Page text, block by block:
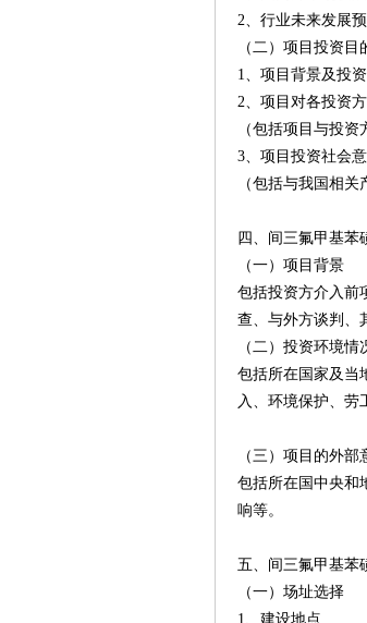
2、行业未来发展预
（二）项目投资目
1、项目背景及投
2、项目对各投资
（包括项目与投
3、项目投资社会
（包括与我国相
四、间三氟甲基苯
（一）项目背景
包括投资方介入前
查、与外方谈判、
（二）投资环境情
包括所在国家及当
入、环境保护、劳
（三）项目的外部
包括所在国中央和
响等。
五、间三氟甲基苯
（一）场址选择
1、建设地点